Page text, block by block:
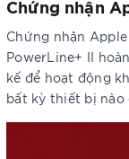
Chứng nhận
Chứng nhận
PowerLine+ II
kế để hoạt động
bất kỳ thiết bị nào